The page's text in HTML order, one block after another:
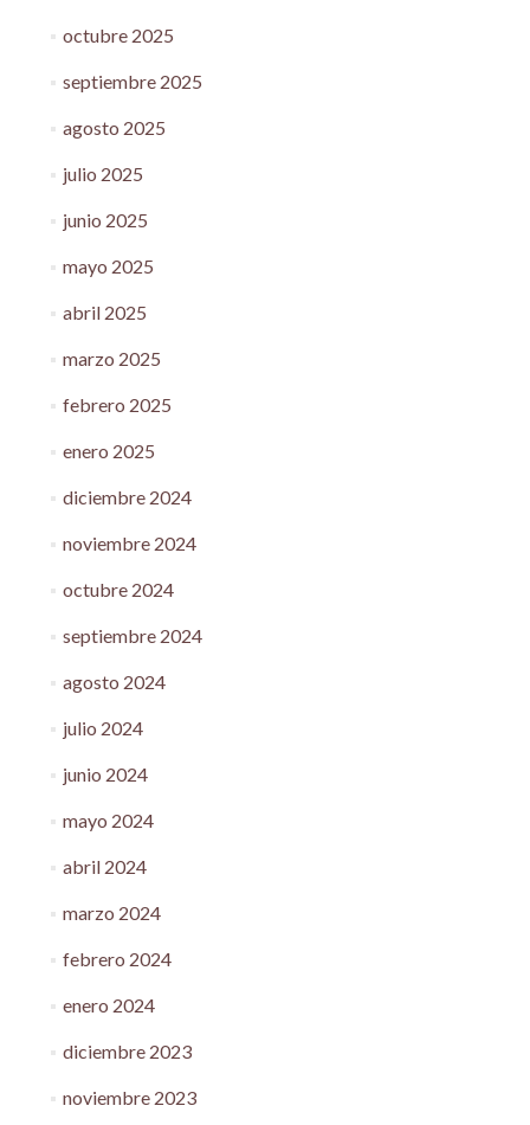
octubre 2025
septiembre 2025
agosto 2025
julio 2025
junio 2025
mayo 2025
abril 2025
marzo 2025
febrero 2025
enero 2025
diciembre 2024
noviembre 2024
octubre 2024
septiembre 2024
agosto 2024
julio 2024
junio 2024
mayo 2024
abril 2024
marzo 2024
febrero 2024
enero 2024
diciembre 2023
noviembre 2023